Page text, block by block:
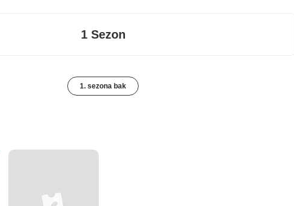
1 Sezon
1. sezona bak